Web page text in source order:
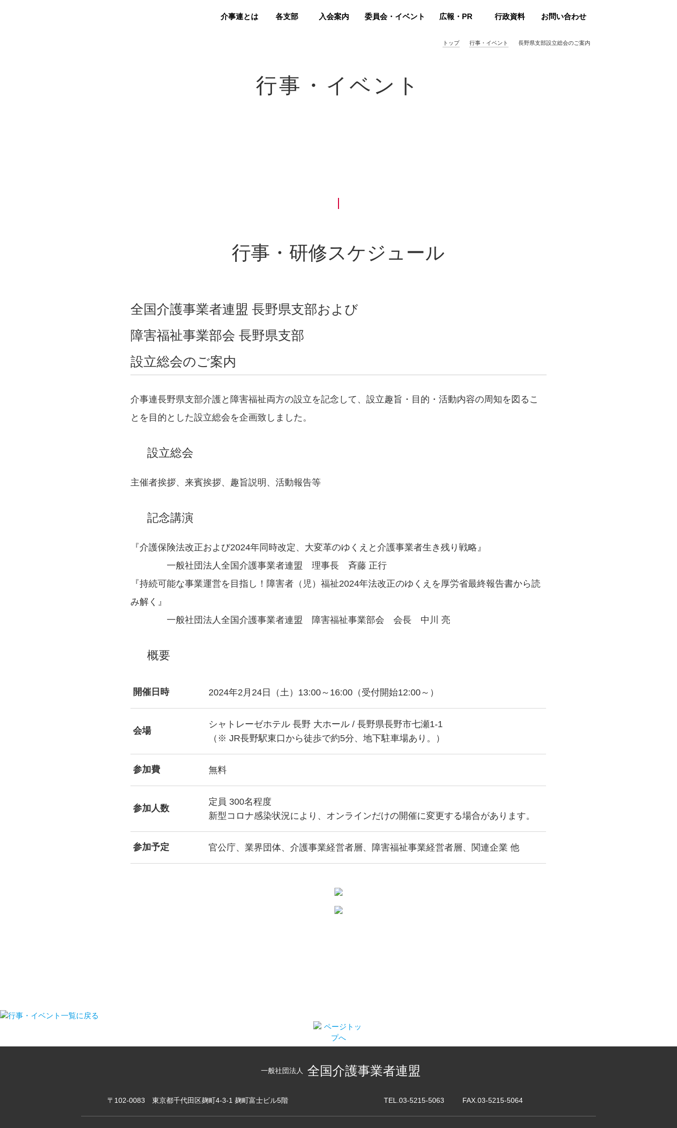
介事連とは 各支部 入会案内 委員会・イベント 広報・PR 行政資料 お問い合わせ
トップ 行事・イベント 長野県支部設立総会のご案内
行事・イベント
行事・研修スケジュール
全国介護事業者連盟 長野県支部および
障害福祉事業部会 長野県支部
設立総会のご案内
介事連長野県支部介護と障害福祉両方の設立を記念して、設立趣旨・目的・活動内容の周知を図るこ
とを目的とした設立総会を企画致しました。
設立総会
主催者挨拶、来賓挨拶、趣旨説明、活動報告等
記念講演
『介護保険法改正および2024年同時改定、大変革のゆくえと介護事業者生き残り戦略』
一般社団法人全国介護事業者連盟 理事長 斉藤 正行
『持続可能な事業運営を目指し！障害者（児）福祉2024年法改正のゆくえを厚労省最終報告書から読
み解く』
一般社団法人全国介護事業者連盟 障害福祉事業部会 会長 中川 亮
概要
開催日時 2024年2月24日（土）13:00～16:00（受付開始12:00～）
会場
シャトレーゼホテル 長野 大ホール / 長野県長野市七瀬1-1
（※ JR長野駅東口から徒歩で約5分、地下駐車場あり。）
参加費 無料
参加人数
定員 300名程度
新型コロナ感染状況により、オンラインだけの開催に変更する場合があります。
参加予定 官公庁、業界団体、介護事業経営者層、障害福祉事業経営者層、関連企業 他
行事・イベント一覧に戻る
一般社団法人 全国介護事業者連盟
〒102-0083 東京都千代田区麹町4-3-1 麹町富士ビル5階 TEL.03-5215-5063 FAX.03-5215-5064